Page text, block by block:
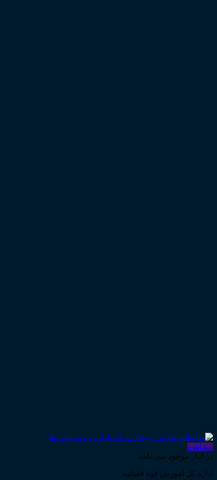
مشاهده
در انبار موجود نمی باشد
اداره کل آموزش قوه قضاییه